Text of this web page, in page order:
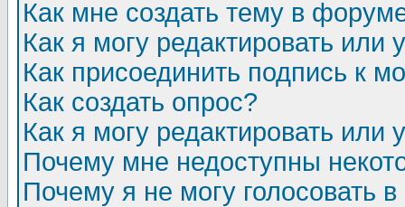
Как мне создать тему в
Как я могу редактировать или
Как присоединить подпись к
Как создать опрос?
Как я могу редактировать или
Почему мне недоступны
Почему я не могу голосовать